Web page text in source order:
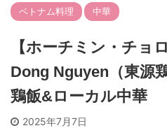
ベトナム料理 中華
【ホーチミン・チョ
Dong Nguyen（東源
鶏飯&ローカル中華
2025年7月7日